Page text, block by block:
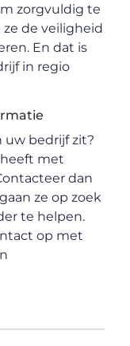
zorgvuldig te
de veiligheid
En dat is
in regio
uw bedrijf zit?
met
dan
ze op zoek
te helpen.
op met